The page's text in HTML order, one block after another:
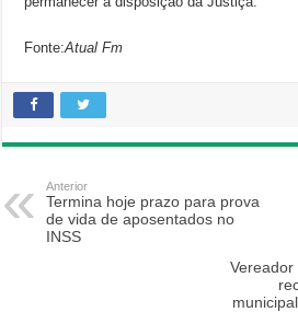
Fonte:Atual Fm
Anterior
Termina hoje prazo para prova
de vida de aposentados no
INSS